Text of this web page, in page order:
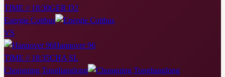
TIME // 18:30GER D2
Energie Cottbus
VS
Hannover 96
TIME // 18:35CHA SL
Chongqing Tonglianglong